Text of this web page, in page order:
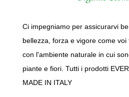
Ci impegniamo per assicurarvi
bellezza, forza e vigore come
con l'ambiente naturale in cui
piante e fiori. Tutti i prodotti
MADE IN ITALY